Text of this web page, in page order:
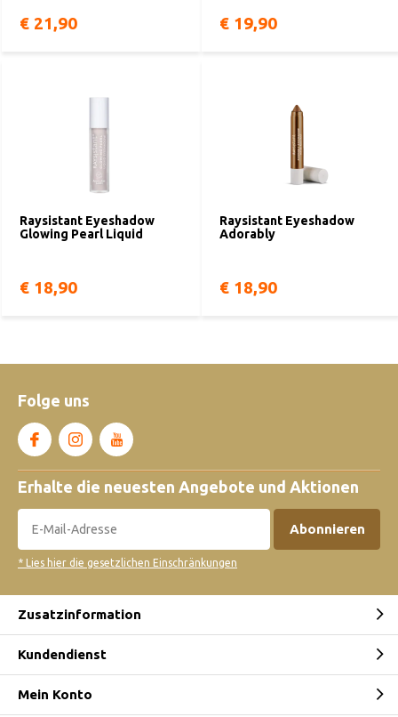
€ 21,90 € 19,90
Raysistant Eyeshadow
Glowing Pearl Liquid
€ 18,90
Raysistant Eyeshadow
Adorably
€ 18,90
Folge uns
Erhalte die neuesten Angebote und Aktionen
Abonnieren
* Lies hier die gesetzlichen Einschränkungen
Zusatzinformation
Kundendienst
Mein Konto